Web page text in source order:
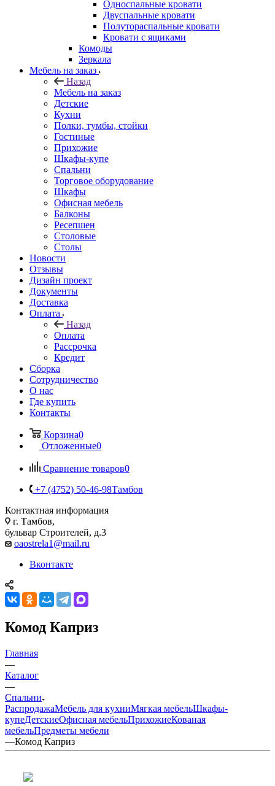
Односпальные кровати
Двуспальные кровати
Полутораспальные кровати
Кровати с ящиками
Комоды
Зеркала
Мебель на заказ
Назад
Мебель на заказ
Детские
Кухни
Полки, тумбы, стойки
Гостиные
Прихожие
Шкафы-купе
Спальни
Торговое оборудование
Шкафы
Офисная мебель
Балконы
Ресепшен
Столовые
Столы
Новости
Отзывы
Дизайн проект
Документы
Доставка
Оплата
Назад
Оплата
Рассрочка
Кредит
Сборка
Сотрудничество
О нас
Где купить
Контакты
Корзина0
Отложенные0
Сравнение товаров0
+7 (4752) 50-46-98Тамбов
Контактная информация
г. Тамбов,
бульвар Строителей, д.3
oaostrela1@mail.ru
Вконтакте
Комод Каприз
Главная
—
Каталог
—
Спальни
РаспродажаМебель для кухниМягкая мебельШкафы-
купеДетскиеОфисная мебельПрихожиеКованая
мебельПредметы мебели
—Комод Каприз